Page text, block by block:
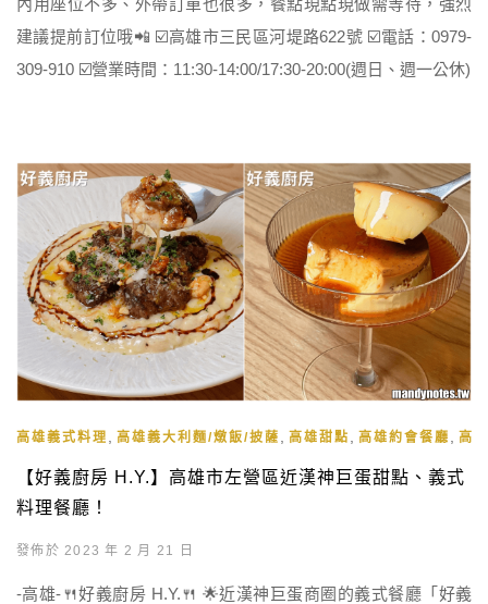
內用座位不多、外帶訂單也很多，餐點現點現做需等待，強烈
建議提前訂位哦📲 ☑️高雄市三民區河堤路622號 ☑️電話：0979-
309-910 ☑️營業時間：11:30-14:00/17:30-20:00(週日、週一公休)
高雄義式料理 高雄義大利麵/燉飯/披薩 高雄甜點 高雄約會餐廳 高
【好義廚房 H.Y.】高雄市左營區近漢神巨蛋甜點、義式
料理餐廳！
發佈於 2023 年 2 月 21 日
-高雄-🍴好義廚房 H.Y.🍴 🌟近漢神巨蛋商圈的義式餐廳「好義